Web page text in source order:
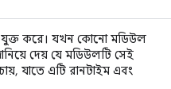
যুক্ত করে। যখন কোনো মডিউল
দেয় যে মডিউলটি সেই
যাতে এটি রানটাইম এবং